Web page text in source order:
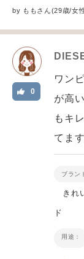
by ももさん(29歳/女
0
ワン
が高
もキ
てます
ブラン
きれ
ド
用途：